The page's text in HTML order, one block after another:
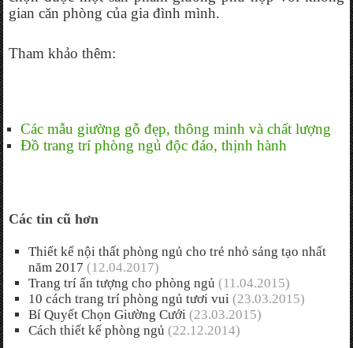
gian căn phòng của gia đình mình.
Tham khảo thêm:
Các mẫu giường gỗ đẹp, thông minh và chất lượng
Đồ trang trí phòng ngủ độc đáo, thịnh hành
Các tin cũ hơn
Thiết kế nội thất phòng ngủ cho trẻ nhỏ sáng tạo nhất
năm 2017 (12.04.2017)
Trang trí ấn tượng cho phòng ngủ (11.04.2015)
10 cách trang trí phòng ngủ tươi vui (23.03.2015)
Bí Quyết Chọn Giường Cưới (23.03.2015)
Cách thiết kế phòng ngủ (22.12.2014)